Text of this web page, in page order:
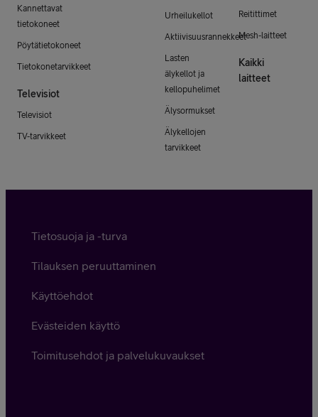
Kannettavat
tietokoneet
Pöytätietokoneet
Tietokonetarvikkeet
Televisiot
Televisiot
TV-tarvikkeet
Urheilukellot
Aktiivisuusrannekkeet
Lasten
älykellot ja
kellopuhelimet
Älysormukset
Älykellojen
tarvikkeet
Reitittimet
Mesh-laitteet
Kaikki
laitteet
Tietosuoja ja -turva
Tilauksen peruuttaminen
Käyttöehdot
Evästeiden käyttö
Toimitusehdot ja palvelukuvaukset